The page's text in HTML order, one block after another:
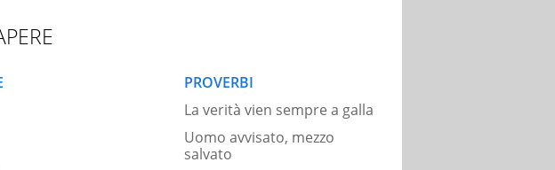
PROVERBI
La verità vien sempre a galla
Uomo avvisato, mezzo
salvato